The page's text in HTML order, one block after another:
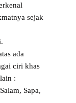
sejak
ada
ciri khas
:
Sapa,